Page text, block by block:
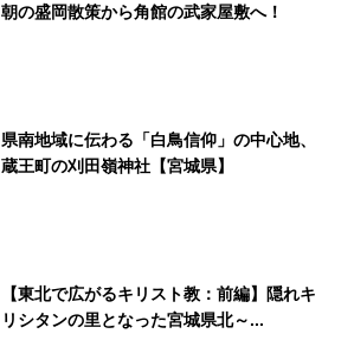
朝の盛岡散策から角館の武家屋敷へ！
県南地域に伝わる「白鳥信仰」の中心地、
蔵王町の刈田嶺神社【宮城県】
【東北で広がるキリスト教：前編】隠れキ
リシタンの里となった宮城県北～...